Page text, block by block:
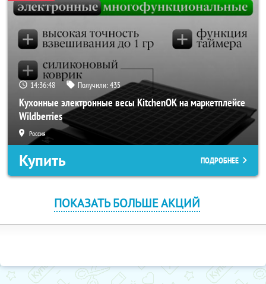
14:36:48 Получили:435
Кухонные электронные весы KitchenOK на маркетплейсе
Wildberries
Россия
Купить ПОДРОБНЕЕ
ПОКАЗАТЬ БОЛЬШЕ АКЦИЙ